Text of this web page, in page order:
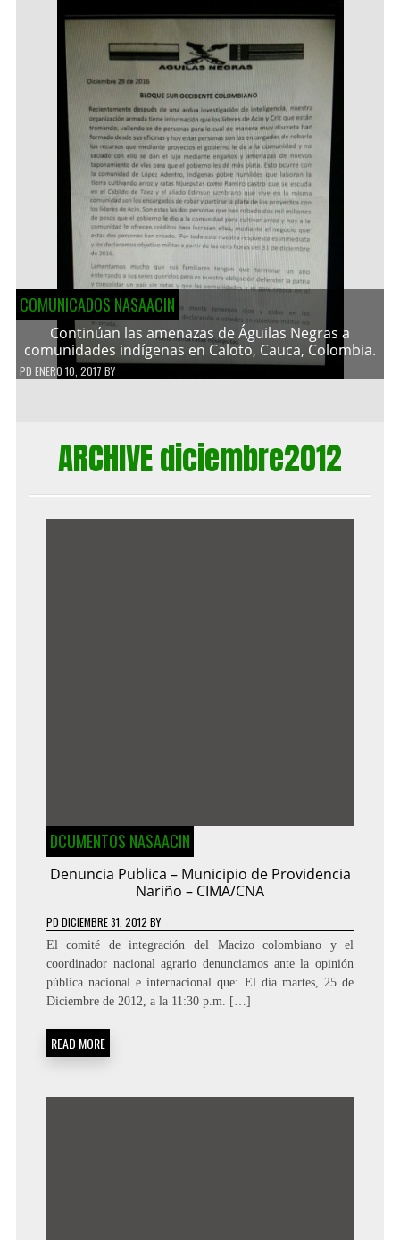
COMUNICADOS NASAACIN
Continúan las amenazas de Águilas Negras a
comunidades indígenas en Caloto, Cauca, Colombia.
PD ENERO 10, 2017 BY
ARCHIVE diciembre2012
DCUMENTOS NASAACIN
Denuncia Publica – Municipio de Providencia
Nariño – CIMA/CNA
PD DICIEMBRE 31, 2012 BY
El comité de integración del Macizo colombiano y el
coordinador nacional agrario denunciamos ante la opinión
pública nacional e internacional que: El día martes, 25 de
Diciembre de 2012, a la 11:30 p.m. […]
READ MORE